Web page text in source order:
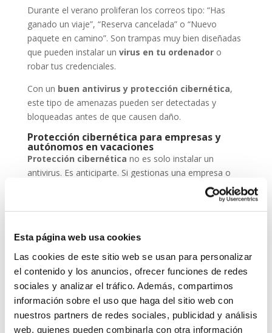
Esta página web usa cookies
Las cookies de este sitio web se usan para personalizar
el contenido y los anuncios, ofrecer funciones de redes
sociales y analizar el tráfico. Además, compartimos
información sobre el uso que haga del sitio web con
nuestros partners de redes sociales, publicidad y análisis
web, quienes pueden combinarla con otra información
Durante el verano proliferan los correos tipo: “Has
ganado un viaje”, “Reserva cancelada” o “Nuevo
paquete en camino”. Son trampas muy bien diseñadas
que pueden instalar un virus en tu ordenadoro
robar tus credenciales.
Con un buen antivirus y protección cibernética,
este tipo de amenazas pueden ser detectadas y
bloqueadas antes de que causen daño.
Protección cibernética para empresas y
autónomos en vacaciones
Protección cibernética no es solo instalar un
antivirus. Es anticiparte. Si gestionas una empresa o
eres autónomo, deja tus sistemas configurados para
trabajar en remoto de forma segura, mantén backups
actualizados y asegúrate de que tu antivirus está al día.
En System Network Communication, trabajamos cada
día con autónomos y pymes que confían su seguridad
, porque entienden que un
ataque en vacaciones puede suponer una pérdida de
datos, ingresos y reputación.
En System Network Communication, trabajamos cada
día con autónomos y pymes que confían su seguridad